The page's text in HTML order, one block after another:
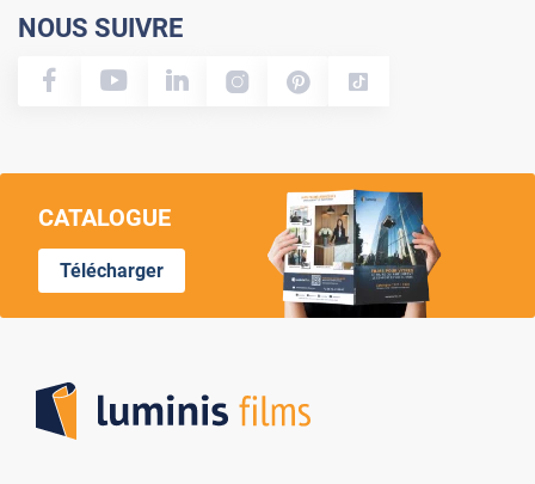
NOUS SUIVRE
CATALOGUE
Télécharger